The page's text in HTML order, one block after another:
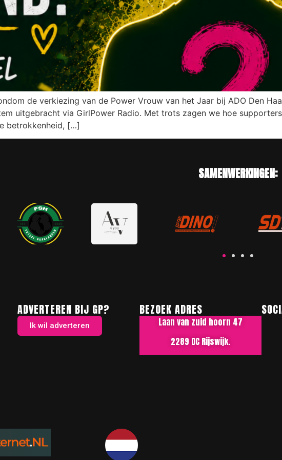
de verkiezing van de Power Vrouw van het Jaar bij ADO Den
uitgebracht via GirlPower Radio. Met trots zagen we hoe
betrokkenheid, […]
SAMENWERKINGEN:
ADVERTEREN BIJ GP?
Ik wil adverteren
BEZOEK ADRES
Laan van zuid hoorn 47
2289 DC Rijswijk.